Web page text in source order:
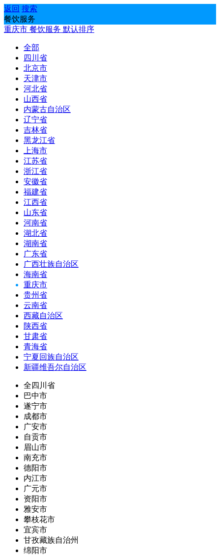
返回 搜索
餐饮服务
重庆市 餐饮服务 默认排序
全部
四川省
北京市
天津市
河北省
山西省
内蒙古自治区
辽宁省
吉林省
黑龙江省
上海市
江苏省
浙江省
安徽省
福建省
江西省
山东省
河南省
湖北省
湖南省
广东省
广西壮族自治区
海南省
重庆市
贵州省
云南省
西藏自治区
陕西省
甘肃省
青海省
宁夏回族自治区
新疆维吾尔自治区
全四川省
巴中市
遂宁市
成都市
广安市
自贡市
眉山市
南充市
德阳市
内江市
广元市
资阳市
雅安市
攀枝花市
宜宾市
甘孜藏族自治州
绵阳市